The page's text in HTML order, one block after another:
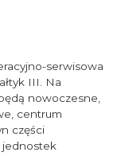
serwisowa
III. Na
nowoczesne,
centrum
części
jednostek